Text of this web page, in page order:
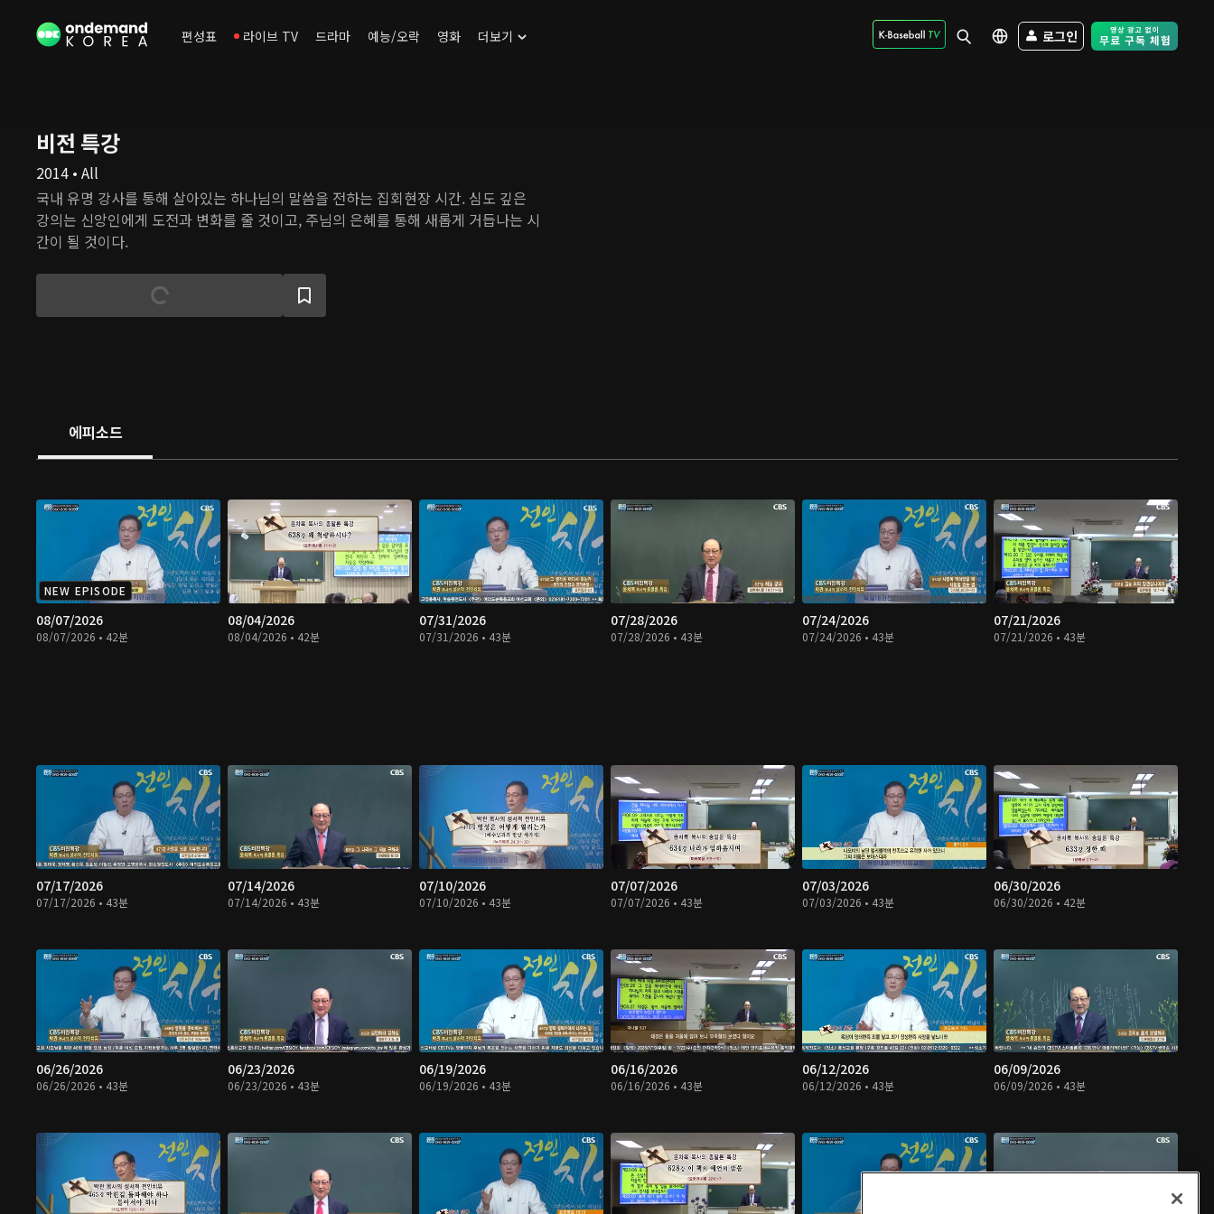
편성표 라이브 TV 드라마 예능/오락 영화 더보기 로그인 Free Trial -
비전 특강
2014 • All
국내 유명 강사를 통해 살아있는 하나님의 말씀을 전하는 집회현장 시간. 심도 깊은
강의는 신앙인에게 도전과 변화를 줄 것이고, 주님의 은혜를 통해 새롭게 거듭나는 시
간이 될 것이다.
에피소드
NEW EPISODE
08/07/2026
08/07/2026 • 42분
08/04/2026
08/04/2026 • 42분
07/31/2026
07/31/2026 • 43분
07/28/2026
07/28/2026 • 43분
07/24/2026
07/24/2026 • 43분
07/21/2026
07/21/2026 • 43분
07/17/2026
07/17/2026 • 43분
07/14/2026
07/14/2026 • 43분
07/10/2026
07/10/2026 • 43분
07/07/2026
07/07/2026 • 43분
07/03/2026
07/03/2026 • 43분
06/30/2026
06/30/2026 • 42분
06/26/2026
06/26/2026 • 43분
06/23/2026
06/23/2026 • 43분
06/19/2026
06/19/2026 • 43분
06/16/2026
06/16/2026 • 43분
06/12/2026
06/12/2026 • 43분
06/09/2026
06/09/2026 • 43분